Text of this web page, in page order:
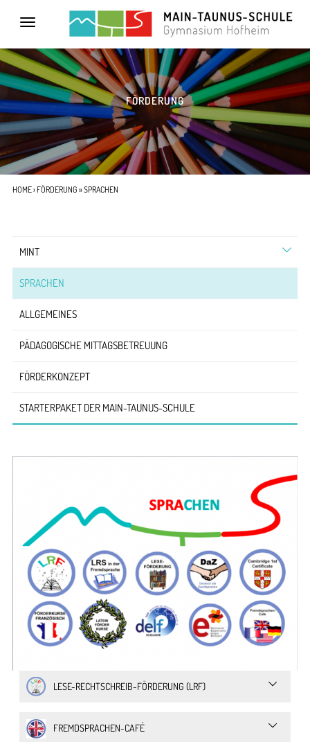
Toggle
FÖRDERUNG
HOME›FÖRDERUNG » SPRACHEN
MINT
SPRACHEN
ALLGEMEINES
PÄDAGOGISCHE MITTAGSBETREUUNG
FÖRDERKONZEPT
STARTERPAKET DER MAIN-TAUNUS-SCHULE
LESE-RECHTSCHREIB-FÖRDERUNG (LRF)
FREMDSPRACHEN-CAFÉ